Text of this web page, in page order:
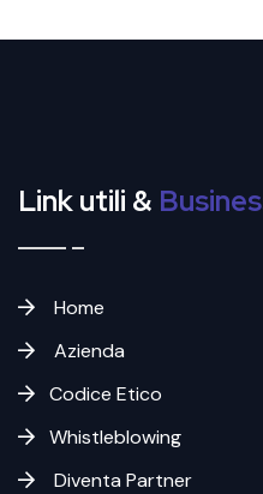
Link utili &
Home
Azienda
Codice Etico
Whistleblowing
Diventa Partner